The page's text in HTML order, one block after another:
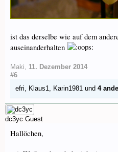
ist das derselbe wie auf dem
auseinanderhalten
Maki
11. Dezember 2014
#6
efri
Klaus1 Karin1981 und 4
dc3yc Guest
Hallöchen,